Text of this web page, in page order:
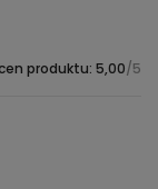
produktu: 5,00/5